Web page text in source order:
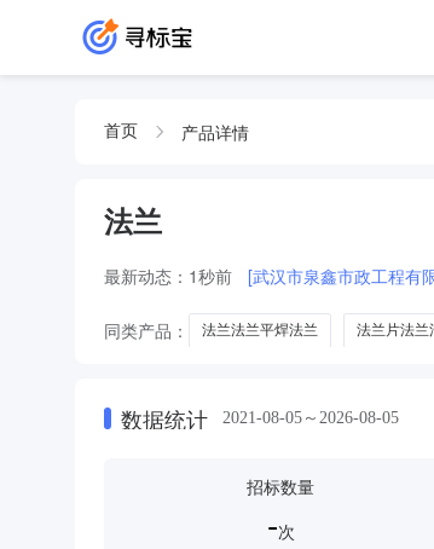
首页 产品详情
法兰
最新动态： 1秒前 [武汉市泉鑫市政工程有
同类产品： 法兰法兰平焊法兰 法兰片法兰
数据统计 2021-08-05～2026-08-05
招标数量
-次